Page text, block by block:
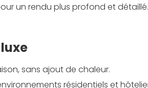
un rendu plus profond et détaillé.
sans ajout de chaleur.
résidentiels et